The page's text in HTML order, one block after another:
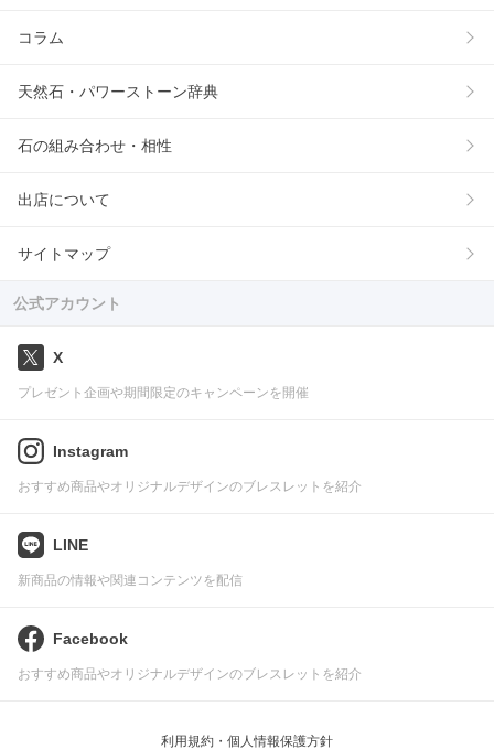
コラム
天然石・パワーストーン辞典
石の組み合わせ・相性
出店について
サイトマップ
公式アカウント
X
プレゼント企画や期間限定のキャンペーンを開催
Instagram
おすすめ商品やオリジナルデザインのブレスレットを紹介
LINE
新商品の情報や関連コンテンツを配信
Facebook
おすすめ商品やオリジナルデザインのブレスレットを紹介
利用規約・個人情報保護方針